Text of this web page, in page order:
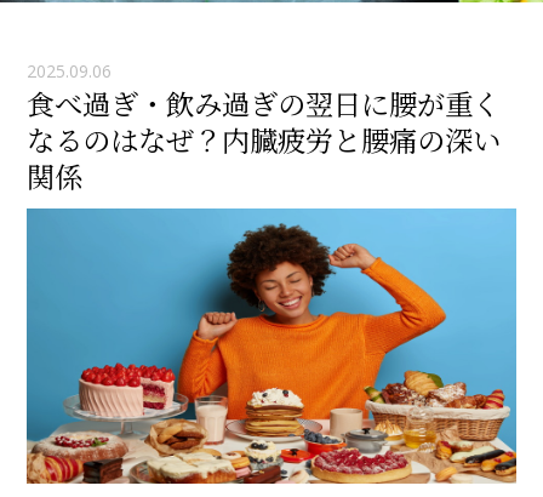
2025.09.06
食べ過ぎ・飲み過ぎの翌日に腰が重く
なるのはなぜ？内臓疲労と腰痛の深い
関係